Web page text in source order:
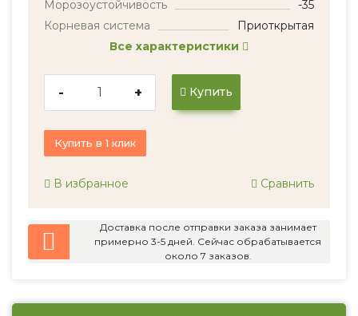
Морозоустойчивость
-35
Корневая система
Приоткрытая
Все характеристики
- + Купить
Купить в 1 клик
В избранное Сравнить
Доставка после отправки заказа занимает
примерно 3-5 дней. Сейчас обрабатывается
около 7 заказов.